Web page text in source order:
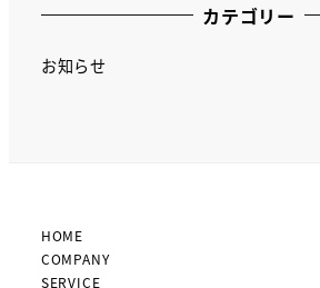
カテゴリー
お知らせ
HOME
COMPANY
SERVICE